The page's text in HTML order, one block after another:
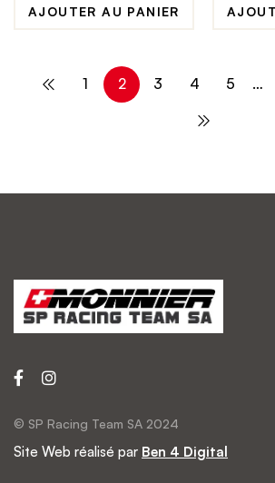
(MODELE 2015)
AJOUTER AU PANIER
1 2 3 4 5 …
© SP Racing Team SA 2024
Site Web réalisé par Ben 4 Digital